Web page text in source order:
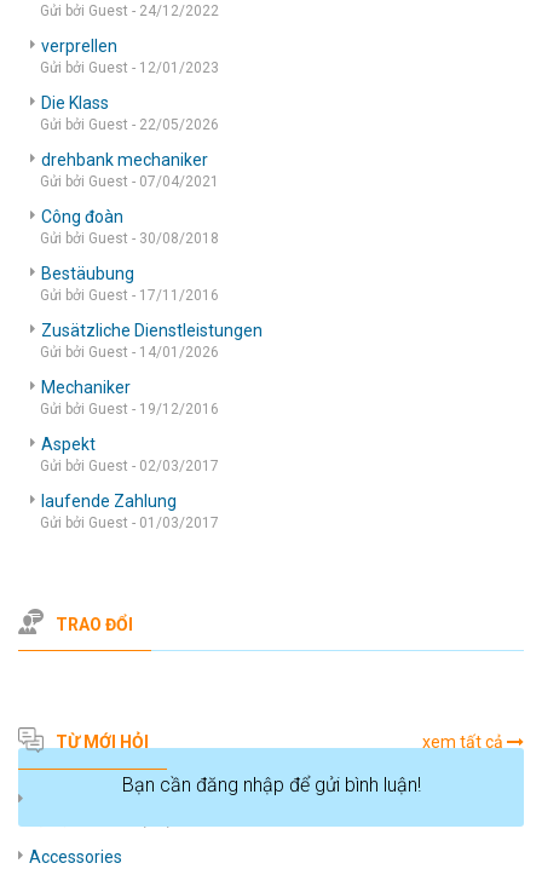
Gửi bởi Guest - 24/12/2022
verprellen
Gửi bởi Guest - 12/01/2023
Die Klass
Gửi bởi Guest - 22/05/2026
drehbank mechaniker
Gửi bởi Guest - 07/04/2021
Công đoàn
Gửi bởi Guest - 30/08/2018
Bestäubung
Gửi bởi Guest - 17/11/2016
Zusätzliche Dienstleistungen
Gửi bởi Guest - 14/01/2026
Mechaniker
Gửi bởi Guest - 19/12/2016
Aspekt
Gửi bởi Guest - 02/03/2017
laufende Zahlung
Gửi bởi Guest - 01/03/2017
TRAO ĐỔI
Bạn cần đăng nhập để gửi bình luận!
TỪ MỚI HỎI xem tất cả
Accessories